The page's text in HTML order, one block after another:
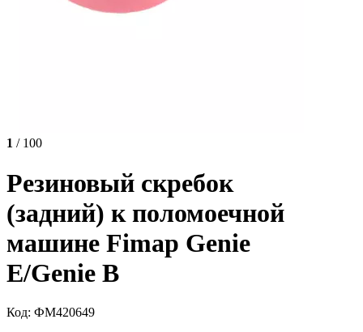
1 / 100
Резиновый скребок
(задний) к поломоечной
машине Fimap Genie
E/Genie B
Код: ФМ420649